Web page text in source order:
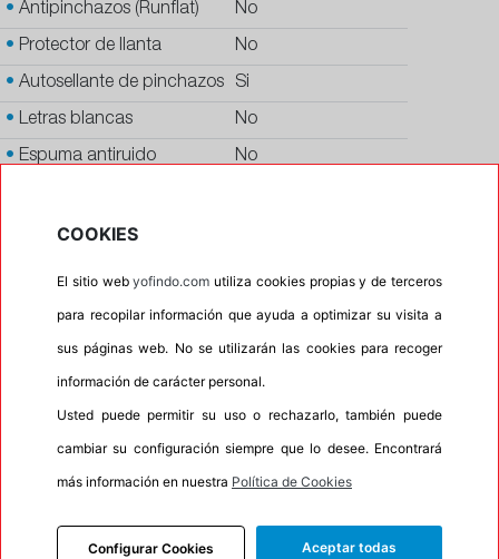
• Antipinchazos (Runflat) No
• Protector de llanta No
• Autosellante de pinchazos Si
• Letras blancas No
• Espuma antiruido No
Banda blanca
P.O.R. No
Oportunidad No
Homologación AUDI, VOLKSWAGEN
Etiqueta energética Información Eprel
COOKIES
El sitio webyofindo.com utiliza cookies propias y de terceros
para recopilar información que ayuda a optimizar su visita a
sus páginas web. No se utilizarán las cookies para recoger
información de carácter personal.
Usted puede permitir su uso o rechazarlo, también puede
cambiar su configuración siempre que lo desee. Encontrará
más información en nuestra Política de Cookies
Configurar Cookies Aceptar todas